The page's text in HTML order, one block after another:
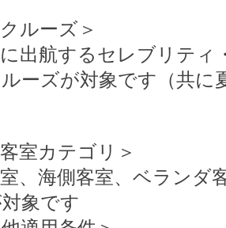
ルーズ＞
に出航するセレブリテ
ーズが対象です（共に
室カテゴリ＞
、海側客室、ベランダ
象です